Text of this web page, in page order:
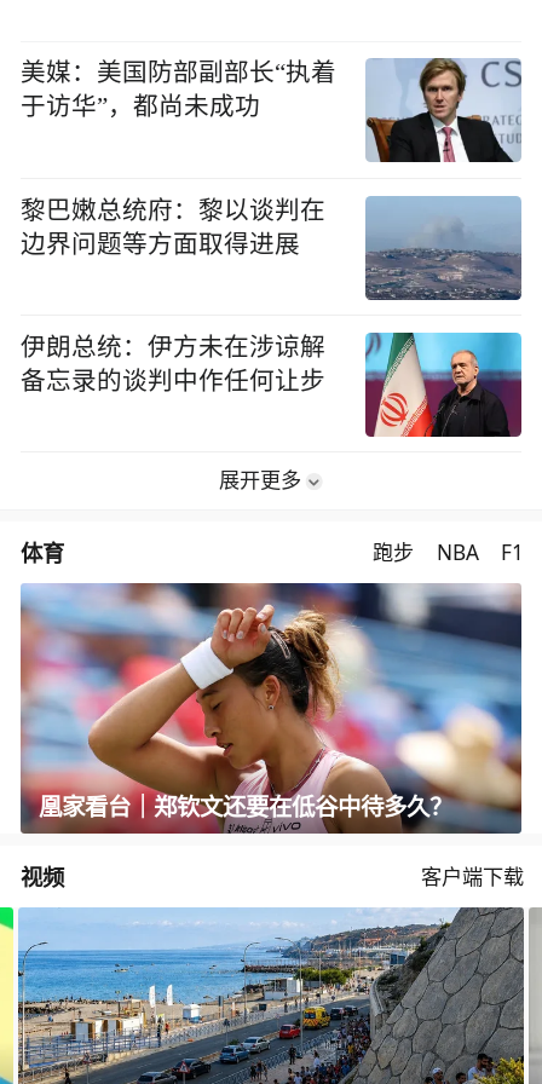
美媒：美国防部副部长“执着
于访华”，都尚未成功
黎巴嫩总统府：黎以谈判在
边界问题等方面取得进展
伊朗总统：伊方未在涉谅解
备忘录的谈判中作任何让步
展开更多
体育 跑步 NBA F1
凰家看台｜郑钦文还要在低谷中待多久？
视频 客户端下载